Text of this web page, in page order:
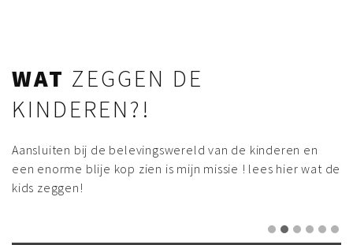
WAT ZEGGEN DE
KINDEREN?!
Aansluiten bij de belevingswereld van de kinderen en
een enorme blije kop zien is mijn missie ! lees hier wat de
kids zeggen!